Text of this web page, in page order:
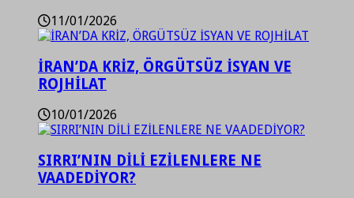
11/01/2026
İRAN’DA KRİZ, ÖRGÜTSÜZ İSYAN VE
ROJHİLAT
10/01/2026
SIRRI’NIN DİLİ EZİLENLERE NE
VAADEDİYOR?